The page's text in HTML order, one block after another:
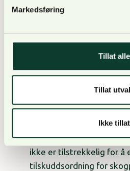
Markedsføring
Tillat alle
Tillat
Ikke tillat
det reviderte budsjettet,
Planting av skog på nye
med 4.9 millioner. Her
ikke er tilstrekkelig for å
tilskuddsordning for